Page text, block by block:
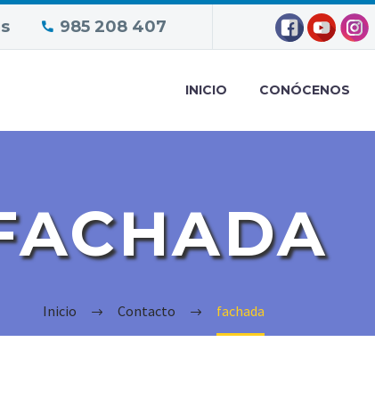
985 208 407
INICIO CONÓCENOS
Inicio Contacto fachada